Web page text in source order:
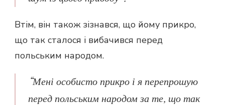
Втім, він також зізнався, що йому прикро,
що так сталося і вибачився перед
польським народом.
“Мені особисто прикро і я перепрошую
перед польським народом за те, що так